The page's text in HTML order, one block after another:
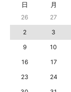
日 月
26 27
2
3
9
10
16
17
23
24